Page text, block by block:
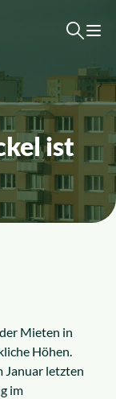
ist
Mieten in
Höhen.
Januar letzten
im